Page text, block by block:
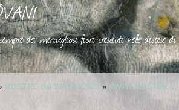
dei meravigliosi fiori cresciuti nelle distese di
MOSTRE dal 2018 al 2022 » INVITI MOSTRE